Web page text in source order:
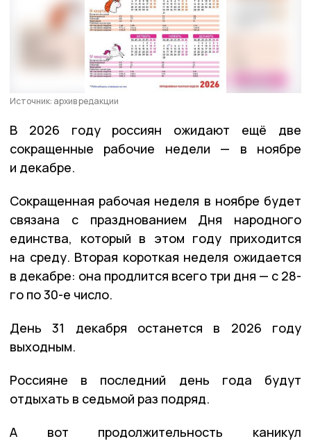
Источник: архив редакции
В 2026 году россиян ожидают ещё две
сокращенные рабочие недели — в ноябре
и декабре.
Сокращенная рабочая неделя в ноябре будет
связана с празднованием Дня народного
единства, который в этом году приходится
на среду. Вторая короткая неделя ожидается
в декабре: она продлится всего три дня — с 28-
го по 30-е число.
День 31 декабря останется в 2026 году
выходным.
Россияне в последний день года будут
отдыхать в седьмой раз подряд.
А вот продолжительность каникул